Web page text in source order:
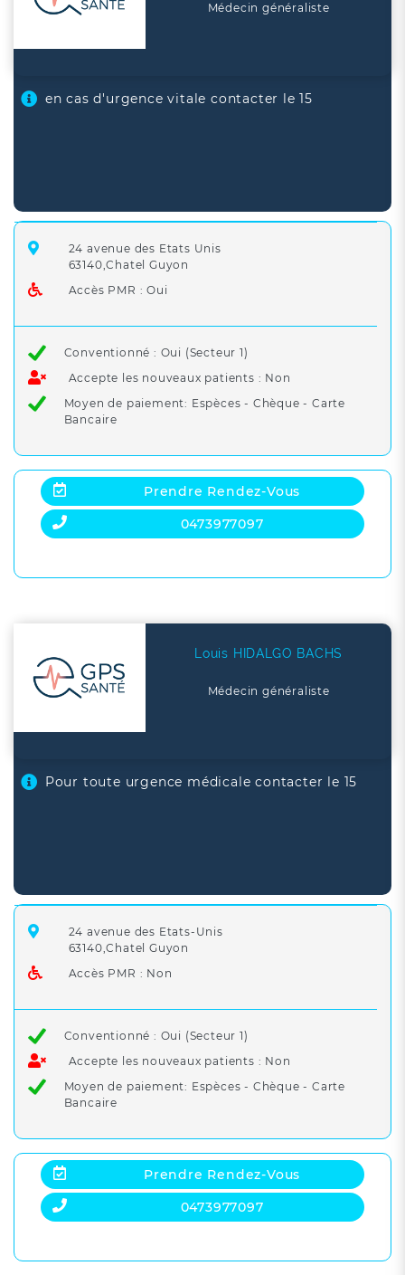
Médecin généraliste
en cas d'urgence vitale contacter le 15
24 avenue des Etats Unis
63140,Chatel Guyon
Accès PMR : Oui
Conventionné : Oui (Secteur 1)
Accepte les nouveaux patients : Non
Moyen de paiement: Espèces - Chèque - Carte
Bancaire
Prendre Rendez-Vous
0473977097
Louis HIDALGO BACHS
Médecin généraliste
Pour toute urgence médicale contacter le 15
24 avenue des Etats-Unis
63140,Chatel Guyon
Accès PMR : Non
Conventionné : Oui (Secteur 1)
Accepte les nouveaux patients : Non
Moyen de paiement: Espèces - Chèque - Carte
Bancaire
Prendre Rendez-Vous
0473977097